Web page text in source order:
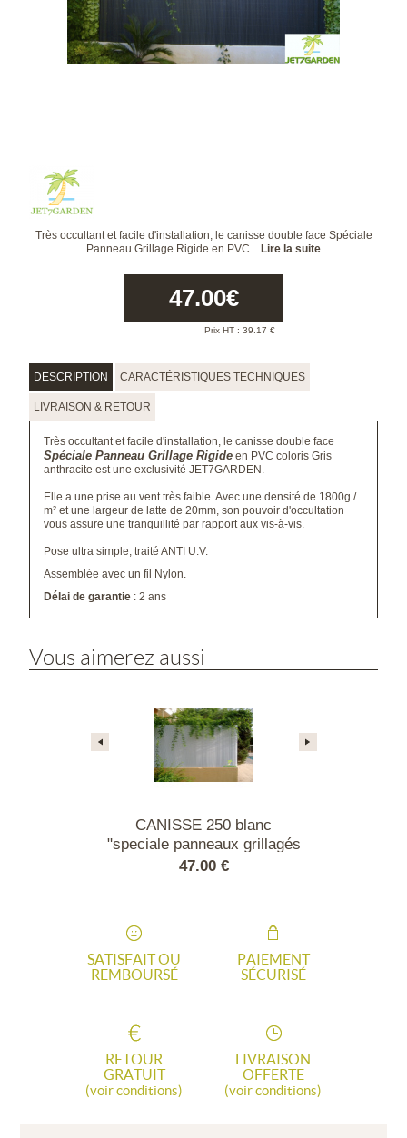
Très occultant et facile d'installation, le canisse double face Spéciale
Panneau Grillage Rigide en PVC... Lire la suite
47.00€
Prix HT : 39.17 €
DESCRIPTION CARACTÉRISTIQUES TECHNIQUES
LIVRAISON & RETOUR
Très occultant et facile d'installation, le canisse double face
Spéciale Panneau Grillage Rigide en PVC coloris Gris
anthracite est une exclusivité JET7GARDEN.
Elle a une prise au vent très faible. Avec une densité de 1800g /
m² et une largeur de latte de 20mm, son pouvoir d'occultation
vous assure une tranquillité par rapport aux vis-à-vis.
Pose ultra simple, traité ANTI U.V.
Assemblée avec un fil Nylon.
Délai de garantie : 2 ans
Vous aimerez aussi
CANISSE 250 blanc
"speciale panneaux grillagés
rigides"
47.00 €
SATISFAIT OU
REMBOURSÉ
PAIEMENT
SÉCURISÉ
RETOUR
GRATUIT
(voir conditions)
LIVRAISON
OFFERTE
(voir conditions)